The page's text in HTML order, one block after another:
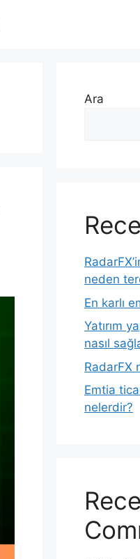
Ara
neden
En karlı
Yatırım
nasıl
RadarFX
Emtia
nelerdir?